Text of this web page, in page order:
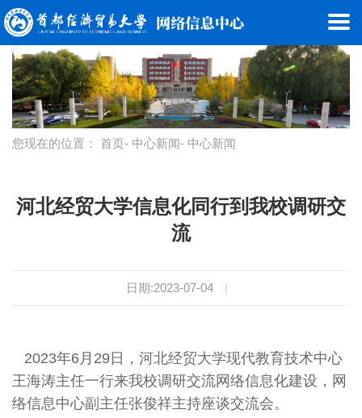
您现在的位置： 首页- 中心新闻- 中心新闻
河北经贸大学信息化同行到我校调研交
流
日期:2023-07-04 |
2023年6月29日，河北经贸大学现代教育技术中心
王海涛主任一行来我校调研交流网络信息化建设，网
络信息中心副主任张俊祥主持座谈交流会。